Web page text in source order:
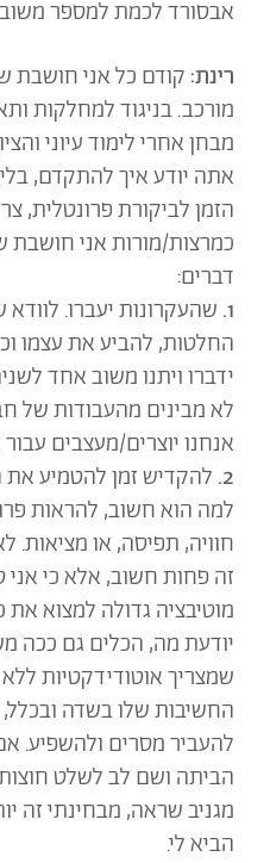
אבסורד לכמת למספר משוב
רינת: קודם כל אני חושבת
מורכב. בניגוד למחלקות
מבחן אחרי לימוד עיוני
אתה יודע איך להתקדם,
הזמן לביקורת פרונטלית,
כמרצות/מורות אני חושבת
דברים:
1. שהעקרונות יעברו.
החלטות, להביע את עצמו
ידברו ויתנו משוב אחד
לא מבינים מהעבודות של
אנחנו יוצרים/מעצבים
2. להקדיש זמן להטמיע
למה הוא חשוב, להראות
חוויה, תפיסה, או מציאות.
זה פחות חשוב, אלא כי אני
מוטיבציה גדולה למצוא
יודעת מה, הכלים גם ככה
שמצריך אוטודידקטיות
החשיבות שלו בשדה
להעביר מסרים ולהשפיע.
הביתה ושם לב לשלט
מגניב שראה, מבחינתי זה
הביא לי.